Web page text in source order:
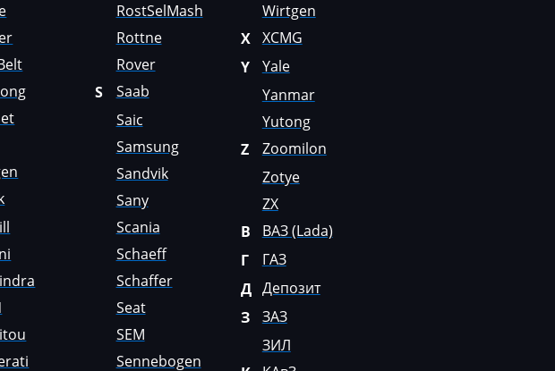
RostSelMash
Rottne
Rover
S
Saab
Saic
Samsung
Sandvik
Sany
Scania
Schaeff
Schaffer
Seat
SEM
Sennebogen
Wirtgen
X
XCMG
Y
Yale
Yanmar
Yutong
Z
Zoomilon
Zotye
ZX
В
ВАЗ (Lada)
Г
ГАЗ
Д Депозит
З
ЗАЗ
ЗИЛ